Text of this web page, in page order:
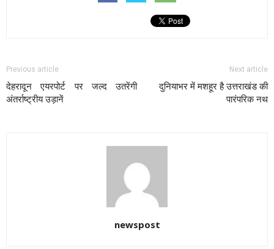
Previous article
देहरादून एयरपोर्ट पर जल्द उतरेंगी
अंतर्राष्ट्रीय उड़ानें
Next article
दुनियाभर में मशहूर है उत्तराखंड की
पारंपरिक नथ
newspost